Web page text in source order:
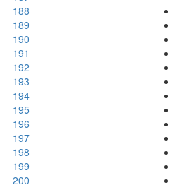
188
189
190
191
192
193
194
195
196
197
198
199
200